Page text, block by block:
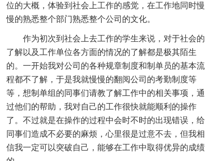
位的大概，体验到社会上工作的感觉，在工作地同时慢
慢的熟悉整个部门熟悉整个公司的文化。
作为初次到社会上去工作的学生来说，对于社会的
了解以及工作单位各方面的情况的了解都是极其陌生
的。一开始我对公司的各种规章制度和制单员的基本流
程都不了解，于是我就慢慢的翻阅公司的考勤制度等
等，想制单组的同事们请教了解工作中的相关事项，通
过他们的帮助，我对自己的工作很快就能顺利的操作
了。不过就是在操作的过程中会时不时的出现错误，给
同事们造成不必要的麻烦，心里很是过意不去，但我相
信我一定可以突破自己，能够在工作中取得优异的成绩